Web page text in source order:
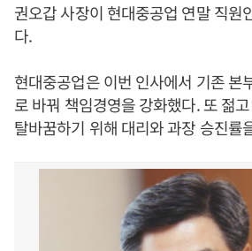
권오갑 사장이 현대중공업 연말 직원
다.
현대중공업은 이번 인사에서 기존 본
로 바꿔 책임경영을 강화했다. 또 젊
탈바꿈하기 위해 대리와 과장 승진률